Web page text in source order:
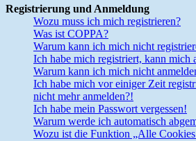
Registrierung und Anmeldung
Wozu muss ich mich registrieren?
Was ist COPPA?
Warum kann ich mich nicht
Ich habe mich registriert, kann mich
Warum kann ich mich nicht
Ich habe mich vor einiger Zeit
nicht mehr anmelden?!
Ich habe mein Passwort vergessen!
Warum werde ich automatisch
Wozu ist die Funktion „Alle Cookies